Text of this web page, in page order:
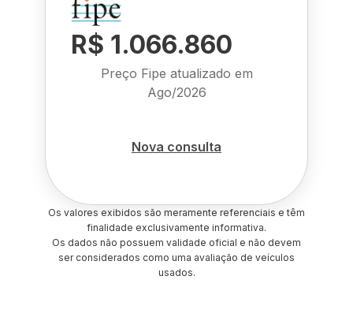
R$ 1.066.860
Preço Fipe atualizado em
Ago/2026
Nova consulta
Os valores exibidos são meramente referenciais e têm
finalidade exclusivamente informativa.
Os dados não possuem validade oficial e não devem
ser considerados como uma avaliação de veículos
usados.